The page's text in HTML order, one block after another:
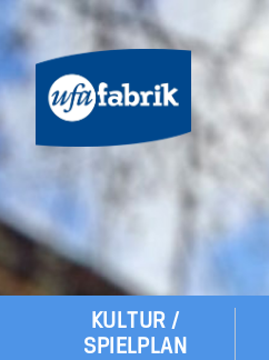
Hauptmenü
KULTUR /
SPIELPLAN